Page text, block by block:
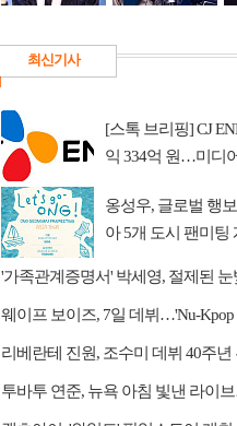
최신기사
[스톡 브리핑] CJ
익 334억 원…미디
옹성우, 글로벌 행
아 5개 도시 팬미팅
웨이프 보이즈, 7일 데뷔…'Nu-Kpop